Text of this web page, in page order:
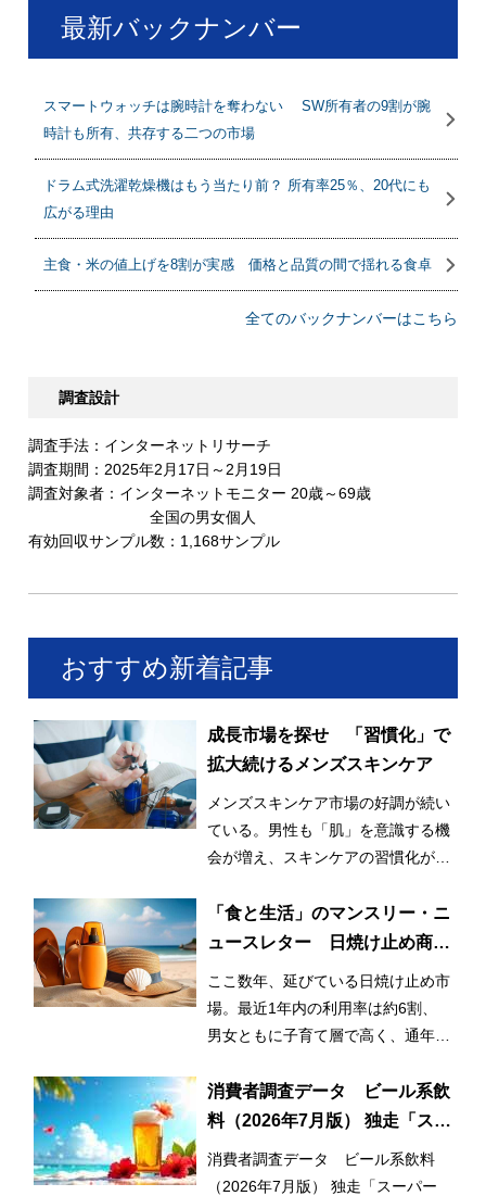
最新バックナンバー
スマートウォッチは腕時計を奪わない SW所有者の9割が腕
時計も所有、共存する二つの市場
ドラム式洗濯乾燥機はもう当たり前？ 所有率25％、20代にも
広がる理由
主食・米の値上げを8割が実感 価格と品質の間で揺れる食卓
全てのバックナンバーはこちら
調査設計
調査手法：インターネットリサーチ
調査期間：2025年2月17日～2月19日
調査対象者：インターネットモニター 20歳～69歳
全国の男女個人
有効回収サンプル数：1,168サンプル
おすすめ新着記事
成長市場を探せ 「習慣化」で
拡大続けるメンズスキンケア
メンズスキンケア市場の好調が続い
ている。男性も「肌」を意識する機
会が増え、スキンケアの習慣化が始
「食と生活」のマンスリー・ニ
ュースレター 日焼け止め商品
の利用率が3割増！ 日常的かつ
早期化・長期化する日焼け止め
市場
ここ数年、延びている日焼け止め市
場。最近1年内の利用率は約6割、
男女ともに子育て層で高く、通年利
とつの要因となっている。
消費者調査データ ビール系飲
料（2026年7月版） 独走「スー
パードライ」、今後意向はダブ
ルスコアに
消費者調査データ ビール系飲料
（2026年7月版） 独走「スーパー